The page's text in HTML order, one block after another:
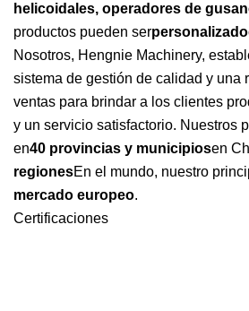
helicoidales, operadores de
productos pueden serpersonalizado
Nosotros, Hengnie Machinery,
sistema de gestión de calidad y una
ventas para brindar a los clientes
y un servicio satisfactorio. Nuestros
en40 provincias y municipiosen
regionesEn el mundo, nuestro
mercado europeo.
Certificaciones